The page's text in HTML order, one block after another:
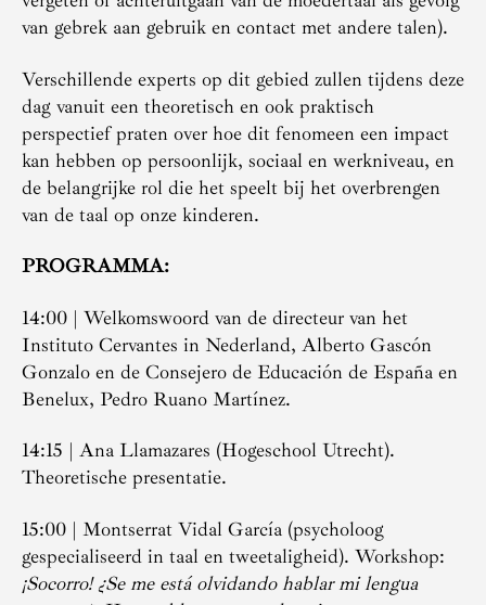
van gebrek aan gebruik en contact met andere talen).
Verschillende experts op dit gebied zullen tijdens deze
dag vanuit een theoretisch en ook praktisch
perspectief praten over hoe dit fenomeen een impact
kan hebben op persoonlijk, sociaal en werkniveau, en
de belangrijke rol die het speelt bij het overbrengen
van de taal op onze kinderen.
PROGRAMMA:
14:00 | Welkomswoord van de directeur van het
Instituto Cervantes in Nederland, Alberto Gascón
Gonzalo en de Consejero de Educación de España en
Benelux, Pedro Ruano Martínez.
14:15 | Ana Llamazares (Hogeschool Utrecht).
Theoretische presentatie.
15:00 | Montserrat Vidal García (psycholoog
gespecialiseerd in taal en tweetaligheid). Workshop:
¡Socorro! ¿Se me está olvidando hablar mi lengua